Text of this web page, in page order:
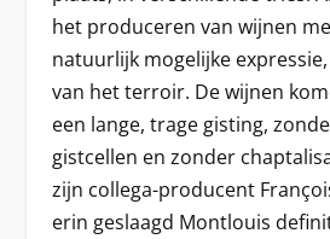
het produceren van wijnen
natuurlijk mogelijke
van het terroir. De wijnen
een lange, trage gisting,
gistcellen en zonder
zijn collega-producent
erin geslaagd Montlouis